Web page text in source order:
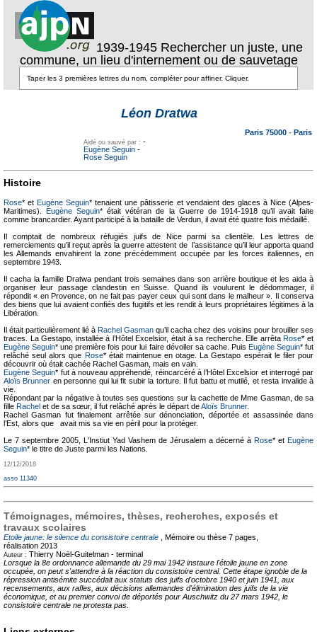
1939-1945 Rechercher un juste, une
commune, un lieu d'internement ou de sauvetage
Léon Dratwa
Paris 75000 - Paris
Aidé ou sauvé par : -
Eugène Seguin -
Rose Seguin
Histoire
Rose* etEugène Seguin* tenaient une pâtisserie et vendaient des glaces à Nice (Alpes-
Maritimes).Eugène Seguin* était vétéran de la Guerre de 1914-1918 qu’il avait faite
comme brancardier. Ayant participé à la bataille de Verdun, il avait été quatre fois médaillé.
Il comptait de nombreux réfugiés juifs de Nice parmi sa clientèle. Les lettres de
remerciements qu’il reçut après la guerre attestent de l’assistance qu’il leur apporta quand
les Allemands envahirent la zone précédemment occupée par les forces italiennes, en
septembre 1943.
Il cacha la famille Dratwa pendant trois semaines dans son arrière boutique et les aida à
organiser leur passage clandestin en Suisse. Quand ils voulurent le dédommager, il
répondit « en Provence, on ne fait pas payer ceux qui sont dans le malheur ». Il conserva
des biens que lui avaient confiés des fugitifs et les rendit à leurs propriétaires légitimes à la
Libération.
Il était particulièrement lié à Rachel Gasman qu’il cacha chez des voisins pour brouiller ses
traces. La Gestapo, installée à l’Hôtel Excelsior, était à sa recherche. Elle arrêtaRose* et
Eugène Seguin* une première fois pour lui faire dévoiler sa cache. Puis Eugène Seguin* fut
relâché seul alors que Rose* était maintenue en otage. La Gestapo espérait le filer pour
découvrir où était cachée Rachel Gasman, mais en vain.
Eugène Seguin* fut à nouveau appréhendé, réincarcéré à l’Hôtel Excelsior et interrogé par
Aloïs Brunner en personne qui lui fit subir la torture. Il fut battu et mutilé, et resta invalide à
vie.
Répondant par la négative à toutes ses questions sur la cachette de Mme Gasman, de sa
fille Rachel et de sa sœur, il fut relâché après le départ deAloïs Brunner.
Rachel Gasman fut finalement arrêtée sur dénonciation, déportée et assassinée dans
l’Est, alors que avait mis sa vie en péril pour la protéger.
Le 7 septembre 2005, L'Instiut Yad Vashem de Jérusalem a décerné à Rose* et Eugène
Seguin* le titre de Juste parmi les Nations.
12/12/2018
asso 11340
Témoignages, mémoires, thèses, recherches, exposés et
travaux scolaires
Etoile jaune: le silence du consistoire centrale , Mémoire ou thèse 7 pages,
réalisation 2013
Auteur : Thierry Noël-Guitelman - terminal
Lorsque la 8e ordonnance allemande du 29 mai 1942 instaure l'étoile jaune en zone
occupée, on peut s'attendre à la réaction du consistoire central. Cette étape ignoble de la
répression antisémite succédait aux statuts des juifs d'octobre 1940 et juin 1941, aux
recensements, aux rafles, aux décisions allemandes d'élimination des juifs de la vie
économique, et au premier convoi de déportés pour Auschwitz du 27 mars 1942, le
consistoire centrale ne protesta pas.